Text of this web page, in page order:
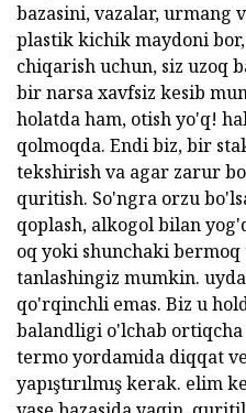
bazasini, vazalar, urmang
plastik kichik maydoni
chiqarish uchun, siz uzoq
bir narsa xavfsiz kesib
holatda ham, otish yo'q!
qolmoqda. Endi biz, bir
tekshirish va agar zarur
quritish. So'ngra orzu
qoplash, alkogol bilan
oq yoki shunchaki
tanlashingiz mumkin.
qo'rqinchli emas. Biz u
balandligi o'lchab ortiqcha
termo yordamida diqqat
yapıştırılmış kerak. elim